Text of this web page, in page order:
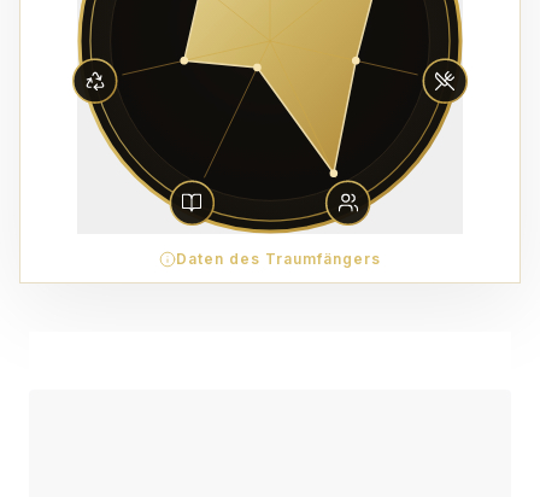
Daten des Traumfängers